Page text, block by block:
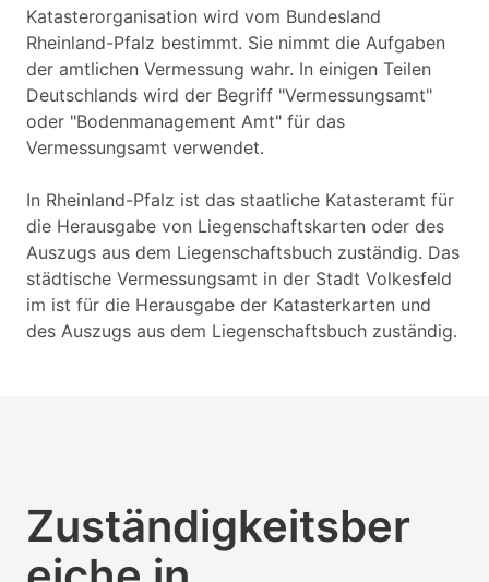
Katasterorganisation wird vom Bundesland
Rheinland-Pfalz bestimmt. Sie nimmt die Aufgaben
der amtlichen Vermessung wahr. In einigen Teilen
Deutschlands wird der Begriff "Vermessungsamt"
oder "Bodenmanagement Amt" für das
Vermessungsamt verwendet.
In Rheinland-Pfalz ist das staatliche Katasteramt für
die Herausgabe von Liegenschaftskarten oder des
Auszugs aus dem Liegenschaftsbuch zuständig. Das
städtische Vermessungsamt in der Stadt Volkesfeld
im ist für die Herausgabe der Katasterkarten und
des Auszugs aus dem Liegenschaftsbuch zuständig.
Zuständigkeitsber